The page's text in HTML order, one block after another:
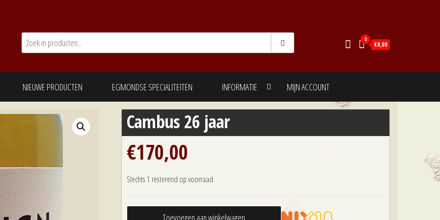
0
€0,00
NIEUWE PRODUCTEN EGMONDSE SPECIALITEITEN INFORMATIE MIJN ACCOUNT
Cambus 26 jaar
€170,00
Slechts 1 resterend op voorraad
Toevoegen aan winkelwagen